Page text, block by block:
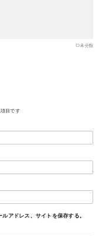
未分類
目です
アドレス、サイトを保存する。